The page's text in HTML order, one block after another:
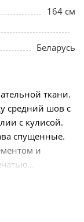
164 см
Беларусь
ткани.
средний шов с
с кулисой.
спущенные.
и